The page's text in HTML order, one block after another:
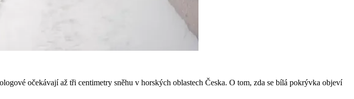
očekávají až tři centimetry sněhu v horských oblastech Česka. O tom, zda se bílá pokrývka objeví